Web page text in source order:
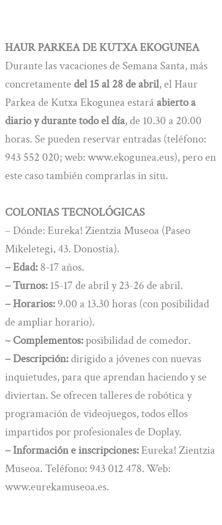
HAUR PARKEA DE KUTXA EKOGUNEA
Durante las vacaciones de Semana Santa, más
concretamente del 15 al 28 de abril, el Haur
Parkea de Kutxa Ekogunea estará abierto a
diario y durante todo el día, de 10.30 a 20.00
horas. Se pueden reservar entradas (teléfono:
943 552 020; web: www.ekogunea.eus), pero en
este caso también comprarlas in situ.
COLONIAS TECNOLÓGICAS
– Dónde: Eureka! Zientzia Museoa (Paseo
Mikeletegi, 43. Donostia).
– Edad: 8-17 años.
– Turnos: 15-17 de abril y 23-26 de abril.
– Horarios: 9.00 a 13.30 horas (con posibilidad
de ampliar horario).
– Complementos:posibilidad de comedor.
– Descripción: dirigido a jóvenes con nuevas
inquietudes, para que aprendan haciendo y se
diviertan. Se ofrecen talleres de robótica y
programación de videojuegos, todos ellos
impartidos por profesionales de Doplay.
– Información e inscripciones:Eureka! Zientzia
Museoa. Teléfono: 943 012 478. Web:
www.eurekamuseoa.es.